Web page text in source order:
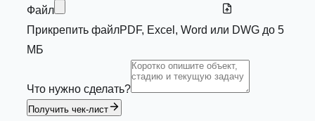
Файл
Прикрепить файлPDF, Excel, Word или DWG до 5
МБ
Что нужно сделать?
Получить чек-лист